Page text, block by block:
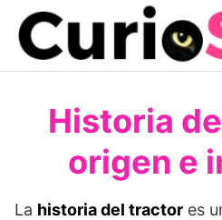
Saltar
contenido
Historia
origen e
La historia del tractor es